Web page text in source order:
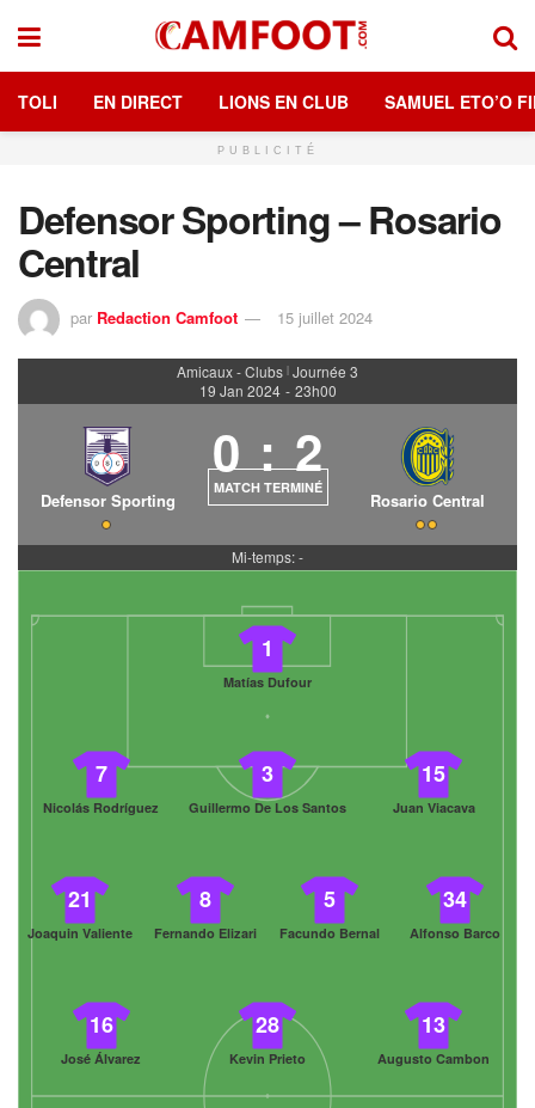
TOLI EN DIRECT LIONS EN CLUB SAMUEL ETO’O
PUBLICITÉ
Defensor Sporting – Rosario
Central
par Redaction Camfoot 15 juillet 2024
Amicaux - Clubs | Journée 3
19 Jan 2024 - 23h00
Defensor Sporting
0 : 2
MATCH TERMINÉ
Rosario Central
Mi-temps: -
1
Matías Dufour
15
Juan Viacava
3
Guillermo De Los Santos
7
Nicolás Rodríguez
34
Alfonso Barco
5
Facundo Bernal
8
Fernando Elizari
21
Joaquin Valiente
13
Augusto Cambon
28
Kevin Prieto
16
José Álvarez